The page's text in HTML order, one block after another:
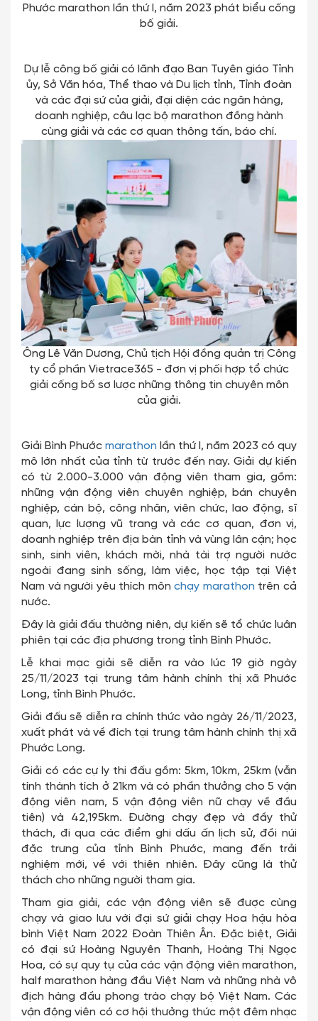
Phước marathon lần thứ I, năm 2023 phát biểu cống
bố giải.
Dự lễ công bố giải có lãnh đạo Ban Tuyên giáo Tỉnh
ủy, Sở Văn hóa, Thể thao và Du lịch tỉnh, Tỉnh đoàn
và các đại sứ của giải, đại diện các ngân hàng,
doanh nghiệp, câu lạc bộ marathon đồng hành
cùng giải và các cơ quan thông tấn, báo chí.
Ông Lê Văn Dương, Chủ tịch Hội đồng quản trị Công
ty cổ phần Vietrace365 - đơn vị phối hợp tổ chức
giải cống bố sơ lược những thông tin chuyên môn
của giải.
Giải Bình Phước marathon lần thứ I, năm 2023 có quy
mô lớn nhất của tỉnh từ trước đến nay. Giải dự kiến
có từ 2.000-3.000 vận động viên tham gia, gồm:
những vận động viên chuyên nghiệp, bán chuyên
nghiệp, cán bộ, công nhân, viên chức, lao động, sĩ
quan, lực lượng vũ trang và các cơ quan, đơn vị,
doanh nghiệp trên địa bàn tỉnh và vùng lân cận; học
sinh, sinh viên, khách mời, nhà tài trợ người nước
ngoài đang sinh sống, làm việc, học tập tại Việt
Nam và người yêu thích mônchạy marathon trên cả
nước.
Đây là giải đấu thường niên, dự kiến sẽ tổ chức luân
phiên tại các địa phương trong tỉnh Bình Phước.
Lễ khai mạc giải sẽ diễn ra vào lúc 19 giờ ngày
25/11/2023 tại trung tâm hành chính thị xã Phước
Long, tỉnh Bình Phước.
Giải đấu sẽ diễn ra chính thức vào ngày 26/11/2023,
xuất phát và về đích tại trung tâm hành chính thị xã
Phước Long.
Giải có các cự ly thi đấu gồm: 5km, 10km, 25km (vẫn
tính thành tích ở 21km và có phần thưởng cho 5 vận
động viên nam, 5 vận động viên nữ chạy về đầu
tiên) và 42,195km. Đường chạy đẹp và đầy thử
thách, đi qua các điểm ghi dấu ấn lịch sử, đồi núi
đặc trưng của tỉnh Bình Phước, mang đến trải
nghiệm mới, về với thiên nhiên. Đây cũng là thử
thách cho những người tham gia.
Tham gia giải, các vận động viên sẽ được cùng
chạy và giao lưu với đại sứ giải chạy Hoa hậu hòa
bình Việt Nam 2022 Đoàn Thiên Ân. Đặc biệt, Giải
có đại sứ Hoàng Nguyên Thanh, Hoàng Thị Ngọc
Hoa, có sự quy tụ của các vận động viên marathon,
half marathon hàng đầu Việt Nam và những nhà vô
địch hàng đầu phong trào chạy bộ Việt Nam. Các
vận động viên có cơ hội thưởng thức một đêm nhạc